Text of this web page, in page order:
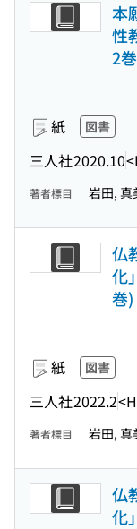
本
性
2
紙 図書
三人社2020.10
著者標目 岩田, 真
仏
化
巻)
紙 図書
三人社2022.2
著者標目 岩田, 真
仏
化